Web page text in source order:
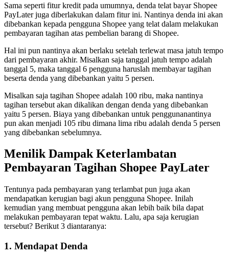
Sama seperti fitur kredit pada umumnya, denda telat bayar Shopee
PayLater juga diberlakukan dalam fitur ini. Nantinya denda ini akan
dibebankan kepada pengguna Shopee yang telat dalam melakukan
pembayaran tagihan atas pembelian barang di Shopee.
Hal ini pun nantinya akan berlaku setelah terlewat masa jatuh tempo
dari pembayaran akhir. Misalkan saja tanggal jatuh tempo adalah
tanggal 5, maka tanggal 6 pengguna haruslah membayar tagihan
beserta denda yang dibebankan yaitu 5 persen.
Misalkan saja tagihan Shopee adalah 100 ribu, maka nantinya
tagihan tersebut akan dikalikan dengan denda yang dibebankan
yaitu 5 persen. Biaya yang dibebankan untuk penggunanantinya
pun akan menjadi 105 ribu dimana lima ribu adalah denda 5 persen
yang dibebankan sebelumnya.
Menilik Dampak Keterlambatan
Pembayaran Tagihan Shopee PayLater
Tentunya pada pembayaran yang terlambat pun juga akan
mendapatkan kerugian bagi akun pengguna Shopee. Inilah
kemudian yang membuat pengguna akan lebih baik bila dapat
melakukan pembayaran tepat waktu. Lalu, apa saja kerugian
tersebut? Berikut 3 diantaranya:
1. Mendapat Denda